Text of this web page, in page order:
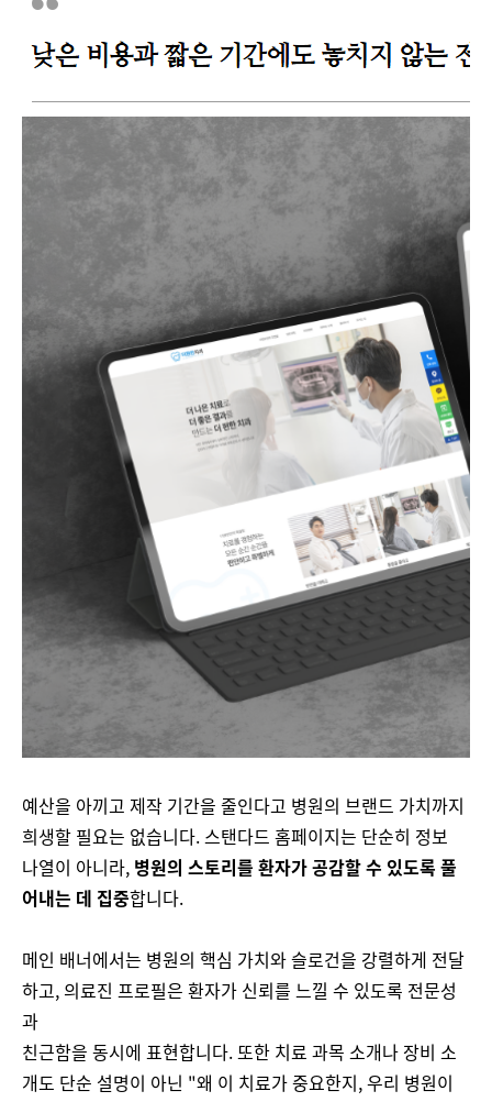
예산을 아끼고 제작 기간을 줄인다고 병원의 브랜드 가치까지
희생할 필요는 없습니다. 스탠다드 홈페이지는 단순히 정보
나열이 아니라, 병원의 스토리를 환자가 공감할 수 있도록 풀
어내는 데 집중합니다​​.
메인 배너에서는 병원의 핵심 가치와 슬로건을 강렬하게 전달
하고, 의료진 프로필은 환자가 신뢰를 느낄 수 있도록 전문성
과
친근함을 동시에 표현합니다. 또한 치료 과목 소개나 장비 소
개도 단순 설명이 아닌 "왜 이 치료가 중요한지, 우리 병원이